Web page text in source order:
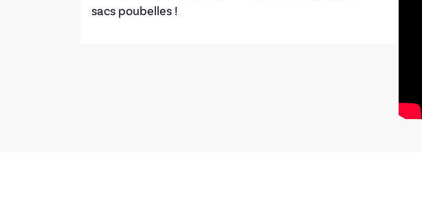
sacs poubelles !